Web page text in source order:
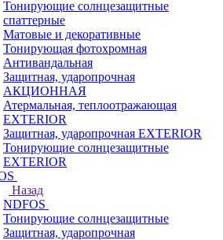
Тонирующие солнцезащитные
спаттерные
Матовые и декоративные
Тонирующая фотохромная
Антивандальная
Защитная, ударопрочная
АКЦИОННАЯ
Атермальная, теплоотражающая
EXTERIOR
Защитная, ударопрочная EXTERIOR
Тонирующие солнцезащитные
EXTERIOR
Назад
NDFOS
Тонирующие солнцезащитные
Защитная, ударопрочная